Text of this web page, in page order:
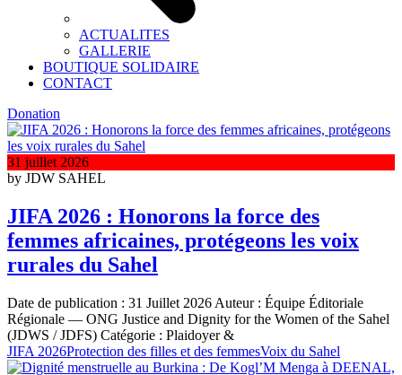
ACTUALITES
GALLERIE
BOUTIQUE SOLIDAIRE
CONTACT
Donation
31 juillet 2026
by JDW SAHEL
JIFA 2026 : Honorons la force des
femmes africaines, protégeons les voix
rurales du Sahel
Date de publication : 31 Juillet 2026 Auteur : Équipe Éditoriale
Régionale — ONG Justice and Dignity for the Women of the Sahel
(JDWS / JDFS) Catégorie : Plaidoyer &
JIFA 2026Protection des filles et des femmesVoix du Sahel